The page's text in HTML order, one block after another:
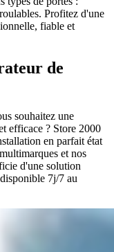
Profitez d'une
fiable et
de
souhaitez une
efficace ? Store 2000
en parfait état
et nos
d'une solution
7j/7 au